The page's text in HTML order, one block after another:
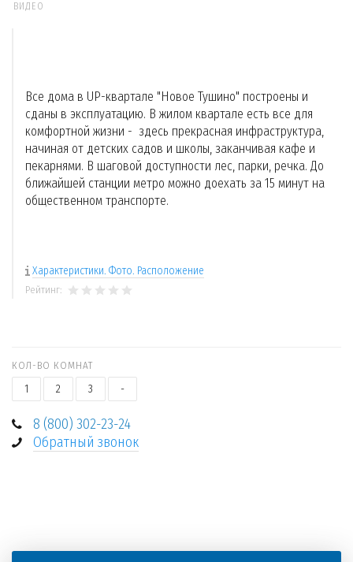
ВИДЕО
Все дома в UP-квартале "Новое Тушино" построены и
сданы в эксплуатацию. В жилом квартале есть все для
комфортной жизни - здесь прекрасная инфраструктура,
начиная от детских садов и школы, заканчивая кафе и
пекарнями. В шаговой доступности лес, парки, речка. До
ближайшей станции метро можно доехать за 15 минут на
общественном транспорте.
Характеристики. Фото. Расположение
Рейтинг:
КОЛ-ВО КОМНАТ
1 2 3 -
8 (800) 302-23-24
Обратный звонок